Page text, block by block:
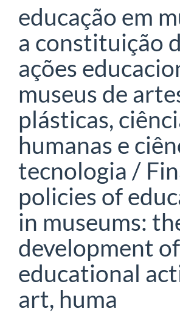
educação em
a constituição
ações
museus de
plásticas,
humanas e
tecnologia /
policies of
in museums:
development of
educational
art, huma